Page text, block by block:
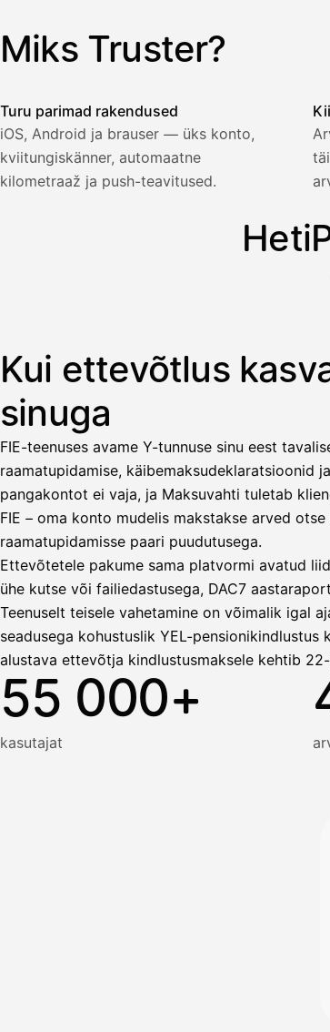
Illustratsioon: kasutaja koostab Truster-
Miks Truster?
Turu parimad rakendused
iOS, Android ja brauser — üks konto,
kviitungiskänner, automaatne
kilometraaž ja push-teavitused.
Illustratsioon: kasutaja võtab välja palga
Palkka
Odottaa maksua
Ennakonpidätys
Ennen laskun maksua
Vahvista
Kui ettevõtlus
sinuga
FIE-teenuses avame Y-tunnuse sinu eest
raamatupidamise, käibemaksudeklaratsioonid
pangakontot ei vaja, ja Maksuvahti tuletab
FIE – oma konto mudelis makstakse arved
raamatupidamisse paari puudutusega.
Ettevõtetele pakume sama platvormi avatud
ühe kutse või failiedastusega, DAC7
Teenuselt teisele vahetamine on võimalik igal
seadusega kohustuslik YEL-
alustava ettevõtja kindlustusmaksele kehtib
55 000+
kasutajat